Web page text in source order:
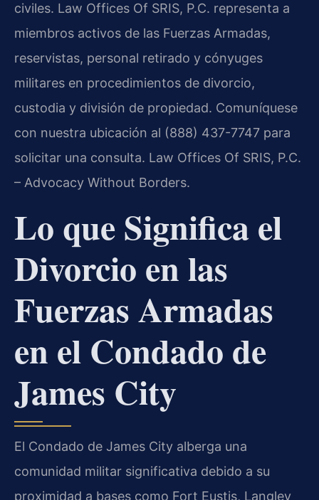
civiles. Law Offices Of SRIS, P.C. representa a
miembros activos de las Fuerzas Armadas,
reservistas, personal retirado y cónyuges
militares en procedimientos de divorcio,
custodia y división de propiedad. Comuníquese
con nuestra ubicación al (888) 437-7747 para
solicitar una consulta. Law Offices Of SRIS, P.C.
– Advocacy Without Borders.
Lo que Significa el
Divorcio en las
Fuerzas Armadas
en el Condado de
James City
El Condado de James City alberga una
comunidad militar significativa debido a su
proximidad a bases como Fort Eustis, Langley